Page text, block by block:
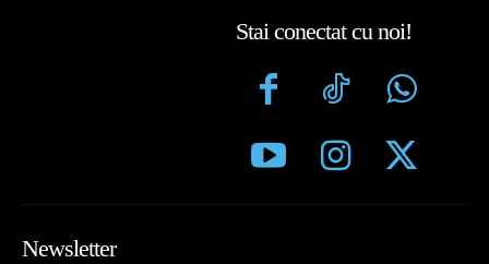
Stai conectat cu noi!
Newsletter